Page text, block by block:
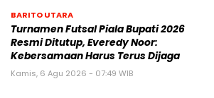
BARITO UTARA
Turnamen Futsal Piala Bupati 2026
Resmi Ditutup, Everedy Noor:
Kebersamaan Harus Terus Dijaga
Kamis, 6 Agu 2026 - 07:49 WIB